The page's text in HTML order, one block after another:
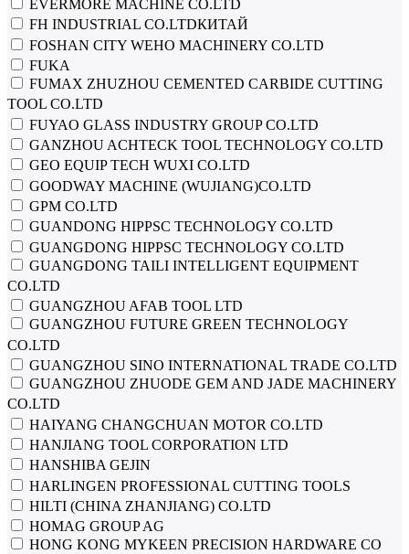
EVERMORE MACHINE CO.LTD
FH INDUSTRIAL CO.LTDКИТАЙ
FOSHAN CITY WEHO MACHINERY CO.LTD
FUKA
FUMAX ZHUZHOU CEMENTED CARBIDE CUTTING
TOOL CO.LTD
FUYAO GLASS INDUSTRY GROUP CO.LTD
GANZHOU ACHTECK TOOL TECHNOLOGY CO.LTD
GEO EQUIP TECH WUXI CO.LTD
GOODWAY MACHINE (WUJIANG)CO.LTD
GPM CO.LTD
GUANDONG HIPPSC TECHNOLOGY CO.LTD
GUANGDONG HIPPSC TECHNOLOGY CO.LTD
GUANGDONG TAILI INTELLIGENT EQUIPMENT
CO.LTD
GUANGZHOU AFAB TOOL LTD
GUANGZHOU FUTURE GREEN TECHNOLOGY
CO.LTD
GUANGZHOU SINO INTERNATIONAL TRADE CO.LTD
GUANGZHOU ZHUODE GEM AND JADE MACHINERY
CO.LTD
HAIYANG CHANGCHUAN MOTOR CO.LTD
HANJIANG TOOL CORPORATION LTD
HANSHIBA GEJIN
HARLINGEN PROFESSIONAL CUTTING TOOLS
HILTI (CHINA ZHANJIANG) CO.LTD
HOMAG GROUP AG
HONG KONG MYKEEN PRECISION HARDWARE CO